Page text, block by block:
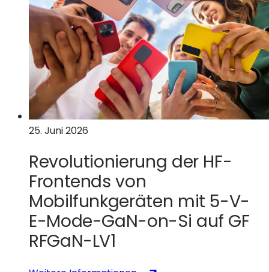
25. Juni 2026
Revolutionierung der HF-
Frontends von
Mobilfunkgeräten mit 5-V-
E-Mode-GaN-on-Si auf GF
RFGaN-LV1